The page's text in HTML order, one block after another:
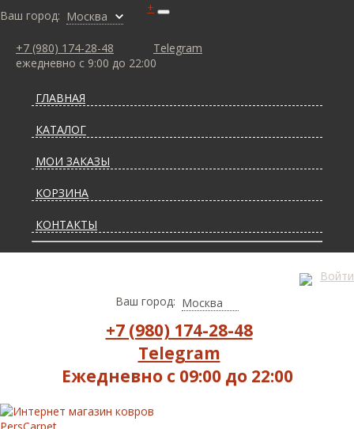
Ваш город: Москва
+7 (980) 174-28-48
Telegram
ежедневно с 9:00 до 22:00
+
ГЛАВНАЯ
КАТАЛОГ
МОИ ЗАКАЗЫ
КОРЗИНА
КОНТАКТЫ
ДОСТАВКА И ОПЛАТА
Войти
Ваш город: Москва
+7 (980) 174-28-48
Telegram
Ежедневно с 09:00 до 22:00